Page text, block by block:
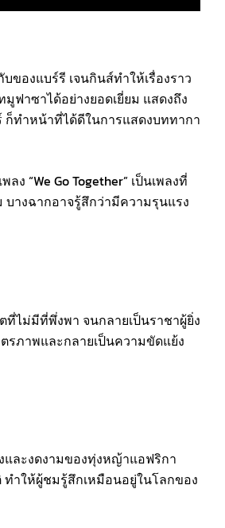
ของแบร์รี เจนกินส์ทำให้เรื่องราว
ฟาซาได้อย่างยอดเยี่ยม แสดงถึง
ก็ทำหน้าที่ได้ดีในการแสดงบททากา
“We Go Together” เป็นเพลงที่
างฉากอาจรู้สึกว่ามีความรุนแรง
ไม่มีที่พึ่งพา จนกลายเป็นราชาผู้ยิ่ง
รภาพและกลายเป็นความขัดแย้ง
และงดงามของทุ่งหญ้าแอฟริกา
ำให้ผู้ชมรู้สึกเหมือนอยู่ในโลกของ